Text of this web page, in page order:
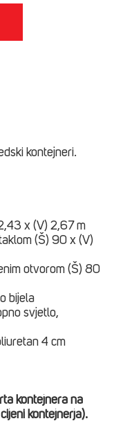
kontejneri.
x (V) 2,67 m
(Š) 90 x (V)
otvorom (Š) 80
bijela
svjetlo,
4 cm
kontejnera na
kontejnerja).